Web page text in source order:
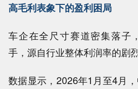
高毛利表象下的盈利困局
车企在全尺寸赛道密集落子
手，源自行业整体利润率的剧烈
数据显示，2026年1月至4月